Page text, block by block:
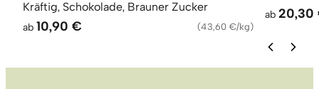
Kräftig, Schokolade, Brauner Zucker
ab 10,90 € (43,60 €/kg)
ab 20,30